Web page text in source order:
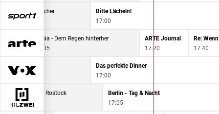
Ladykracher
Bitte Lächeln!
17:00
Kenia - Dem Regen hinterher
16:35
ARTE Journal
17:20
17:40
für zwei
Das perfekte Dinner
17:00
- Tag für Tag Rostock
Berlin - Tag & Nacht
17:05